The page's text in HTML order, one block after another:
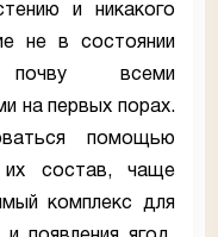
и никакого
не в состоянии
почву всеми
на первых порах.
помощью
их состав, чаще
комплекс для